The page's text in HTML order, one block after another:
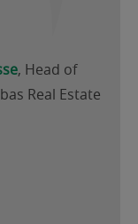
, Head of
Real Estate